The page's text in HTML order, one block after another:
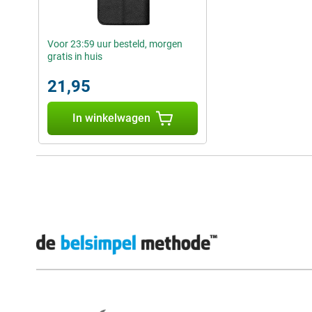
Voor 23:59 uur besteld, morgen
gratis in huis
21,95
In winkelwagen